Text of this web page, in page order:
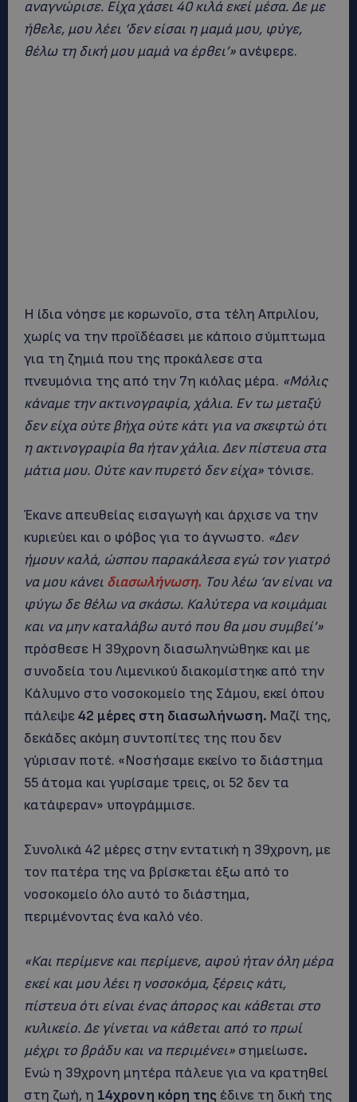
αναγνώρισε. Είχα χάσει 40 κιλά εκεί μέσα. Δε με
ήθελε, μου λέει ‘δεν είσαι η μαμά μου, φύγε,
θέλω τη δική μου μαμά να έρθει’» ανέφερε.
Η ίδια νόησε με κορωνοϊο, στα τέλη Απριλίου,
χωρίς να την προϊδέασει με κάποιο σύμπτωμα
για τη ζημιά που της προκάλεσε στα
πνευμόνια της από την 7η κιόλας μέρα. «Μόλις
κάναμε την ακτινογραφία, χάλια. Εν τω μεταξύ
δεν είχα ούτε βήχα ούτε κάτι για να σκεφτώ ότι
η ακτινογραφία θα ήταν χάλια. Δεν πίστευα στα
μάτια μου. Ούτε καν πυρετό δεν είχα» τόνισε.
Έκανε απευθείας εισαγωγή και άρχισε να την
κυριεύει και ο φόβος για το άγνωστο. «Δεν
ήμουν καλά, ώσπου παρακάλεσα εγώ τον γιατρό
να μου κάνει διασωλήνωση. Του λέω ‘αν είναι να
φύγω δε θέλω να σκάσω. Καλύτερα να κοιμάμαι
και να μην καταλάβω αυτό που θα μου συμβεί’»
πρόσθεσε Η 39χρονη διασωληνώθηκε και με
συνοδεία του Λιμενικού διακομίστηκε από την
Κάλυμνο στο νοσοκομείο της Σάμου, εκεί όπου
πάλεψε 42 μέρες στη διασωλήνωση. Μαζί της,
δεκάδες ακόμη συντοπίτες της που δεν
γύρισαν ποτέ. «Νοσήσαμε εκείνο το διάστημα
55 άτομα και γυρίσαμε τρεις, οι 52 δεν τα
κατάφεραν» υπογράμμισε.
Συνολικά 42 μέρες στην εντατική η 39χρονη, με
τον πατέρα της να βρίσκεται έξω από το
νοσοκομείο όλο αυτό το διάστημα,
περιμένοντας ένα καλό νέο.
«Και περίμενε και περίμενε, αφού ήταν όλη μέρα
εκεί και μου λέει η νοσοκόμα, ξέρεις κάτι,
πίστευα ότι είναι ένας άπορος και κάθεται στο
κυλικείο. Δε γίνεται να κάθεται από το πρωί
μέχρι το βράδυ και να περιμένει» σημείωσε.
Ενώ η 39χρονη μητέρα πάλευε για να κρατηθεί
στη ζωή, η 14χρονη κόρη της έδινε τη δική της